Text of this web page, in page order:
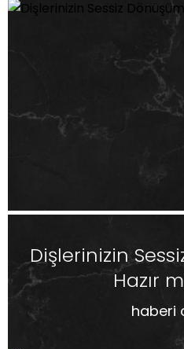
Dişlerinizin
Hazır
haberi